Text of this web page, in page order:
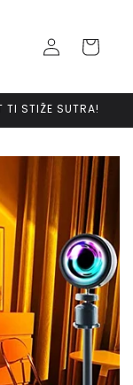
Log
in
Cart
TI STIŽE SUTRA!